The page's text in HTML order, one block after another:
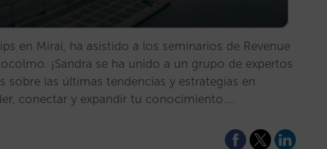
en Mirai, ha asistido a los seminarios de Revenue
¡Sandra se ha unido a un grupo de expertos
sobre las últimas tendencias y estrategias en
conectar y expandir tu conocimiento.…